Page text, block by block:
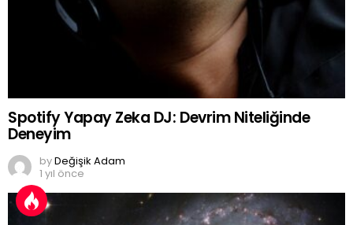
Spotify Yapay Zeka DJ: Devrim Niteliğinde
Deneyim
byDeğişik Adam
1 yıl önce